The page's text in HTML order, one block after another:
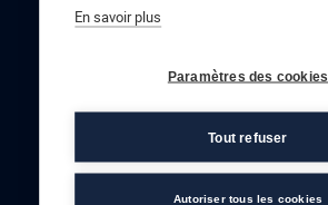
En savoir plus
Paramètres des cookies
Tout refuser
Autoriser tous les cookies